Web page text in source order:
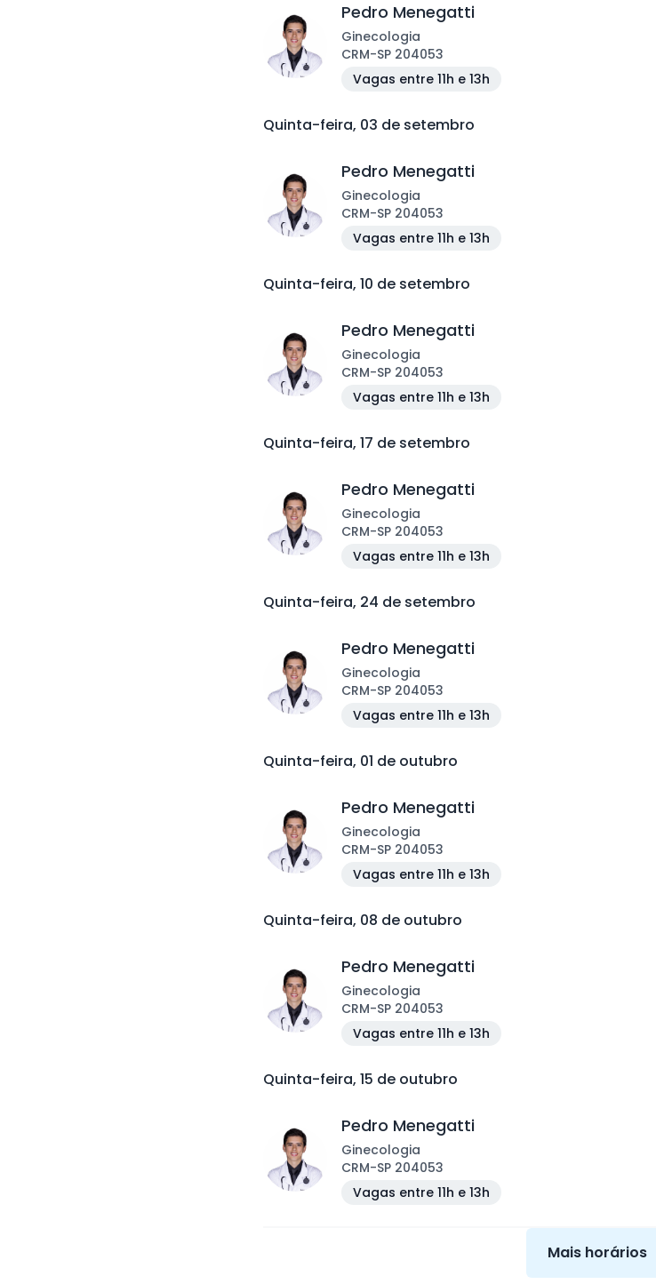
Pedro Menegatti
Ginecologia
CRM-SP 204053
Vagas entre 11h e 13h
Quinta-feira, 03 de setembro
Pedro Menegatti
Ginecologia
CRM-SP 204053
Vagas entre 11h e 13h
Quinta-feira, 10 de setembro
Pedro Menegatti
Ginecologia
CRM-SP 204053
Vagas entre 11h e 13h
Quinta-feira, 17 de setembro
Pedro Menegatti
Ginecologia
CRM-SP 204053
Vagas entre 11h e 13h
Quinta-feira, 24 de setembro
Pedro Menegatti
Ginecologia
CRM-SP 204053
Vagas entre 11h e 13h
Quinta-feira, 01 de outubro
Pedro Menegatti
Ginecologia
CRM-SP 204053
Vagas entre 11h e 13h
Quinta-feira, 08 de outubro
Pedro Menegatti
Ginecologia
CRM-SP 204053
Vagas entre 11h e 13h
Quinta-feira, 15 de outubro
Pedro Menegatti
Ginecologia
CRM-SP 204053
Vagas entre 11h e 13h
Mais horários